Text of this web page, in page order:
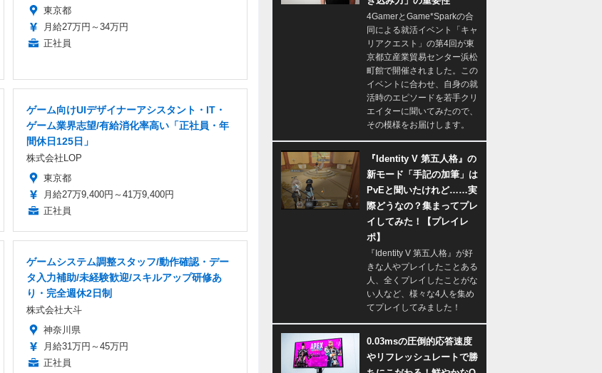
東京都
月給27万円～34万円
正社員
ゲーム向けUIデザイナーアシスタント・IT・
ゲーム業界志望/有給消化率高い「正社員・年
間休日125日」
株式会社LOP
東京都
月給27万9,400円～41万9,400円
正社員
ゲームシステム調整スタッフ/動作確認・デー
タ入力補助/未経験歓迎/スキルアップ研修あ
り・完全週休2日制
株式会社大斗
神奈川県
月給31万円～45万円
正社員
4GamerとGame*Sparkの合
同による就活イベント「キャ
リアクエスト」の第4回が東
京都立産業貿易センター浜松
町館で開催されました。この
イベントに合わせ、自身の就
活時のエピソードを若手クリ
エイターに聞いてみたので、
その模様をお届けします。
『Identity V 第五人格』の
新モード「手記の加筆」は
PvEと聞いたけれど……実
際どうなの？集まってプレ
イしてみた！【プレイレ
ポ】
『Identity V 第五人格』が好
きな人やプレイしたことある
人、全くプレイしたことがな
い人など、様々な4人を集め
てプレイしてみました！
0.03msの圧倒的応答速度
やリフレッシュレートで勝